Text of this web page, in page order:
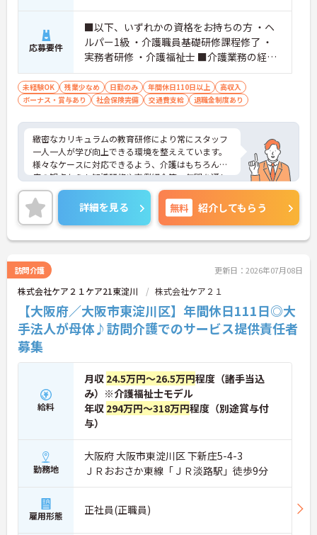
応募要件
■以下、いずれかの資格をお持ちの方 ・ヘ
ルパー1級 ・介護職員基礎研修課程修了 ・
実務者研修 ・介護福祉士 ■介護業務の経験
がある方
未経験OK 残業少なめ 日勤のみ 年間休日110日以上
高収入
ボーナス・賞与あり
社会保険完備 交通費支給 退職金制度あり
緻密なカリキュラムの教育研修により常にスタッフ
一人一人が学び向上できる環境を整ええています。
様々なケースに対応できるよう、介護はもちろん医
療の観点からも知識研修や事例紹介等、年間を通し
て各サービスのスタッフから幹部社員まで教育研修
を行っています。詳細を見る 無料 紹介してもらう
訪問介護 更新日：2026年07月08日
株式会社ケア２１ケア21東淀川 株式会社ケア２１
【大阪府／大阪市東淀川区】年間休日111日◎大
手法人が母体♪訪問介護でのサービス提供責任者
募集
給料
月収 24.5万円～26.5万円程度（諸手当込
み）※介護福祉士モデル
年収 294万円～318万円程度（別途賞与付
与）
勤務地
大阪府 大阪市東淀川区 下新庄5-4-3
ＪＲおおさか東線「ＪＲ淡路駅」徒歩9分
雇用形態 正社員(正職員)